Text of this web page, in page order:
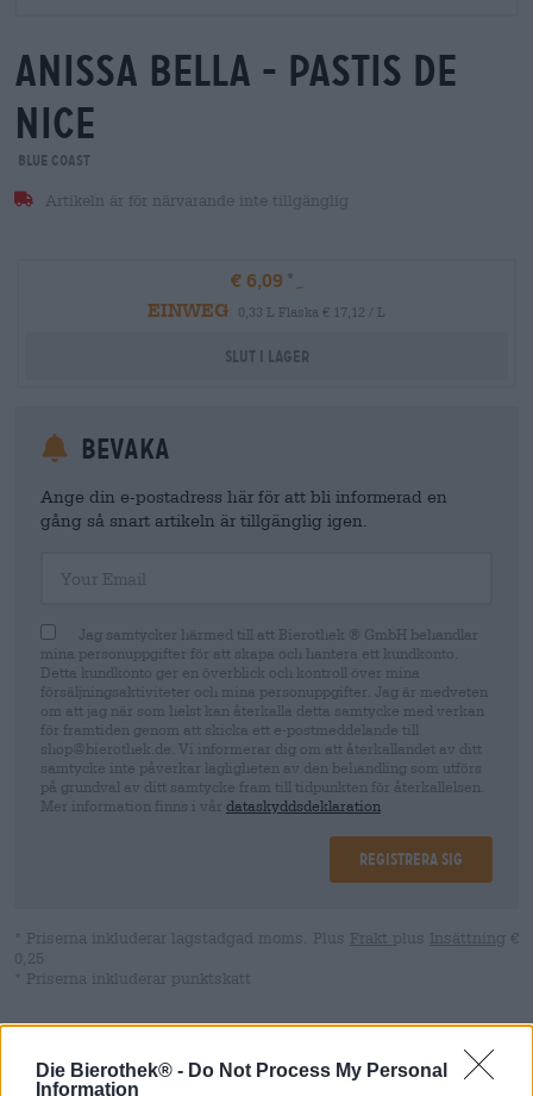
Die Bierothek® - Do Not Process My Personal
Information
anissa bella - pastis de
nice
Blue Coast
Artikeln är för närvarande inte tillgänglig
€ 6,09
EINWEG
0,33 L Flaska € 17,12 / L
Slut i lager
Bevaka
Ange din e-postadress här för att bli informerad en
gång så snart artikeln är tillgänglig igen.
Jag samtycker härmed till att Bierothek ® GmbH behandlar
mina personuppgifter för att skapa och hantera ett kundkonto.
Detta kundkonto ger en överblick och kontroll över mina
försäljningsaktiviteter och mina personuppgifter. Jag är medveten
om att jag när som helst kan återkalla detta samtycke med verkan
för framtiden genom att skicka ett e-postmeddelande till
shop@bierothek.de. Vi informerar dig om att återkallandet av ditt
samtycke inte påverkar lagligheten av den behandling som utförs
på grundval av ditt samtycke fram till tidpunkten för återkallelsen.
Mer information finns i vår dataskyddsdeklaration
Registrera sig
* Priserna inkluderar lagstadgad moms. Plus Frakt plus Insättning €
0,25
* Priserna inkluderar punktskatt